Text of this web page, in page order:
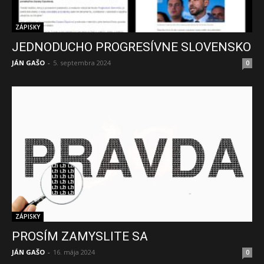
ZÁPISKY
JEDNODUCHO PROGRESÍVNE SLOVENSKO
JÁN GAŠO - 5. septembra 2024 0
ZÁPISKY
PROSÍM ZAMYSLITE SA
JÁN GAŠO - 16. mája 2024 0